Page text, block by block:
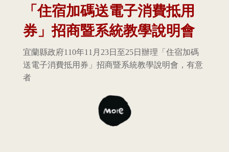
「住宿加碼送電子消費抵用
券」招商暨系統教學說明會
宜蘭縣政府110年11月23日至25日辦理「住宿加碼
送電子消費抵用券」招商暨系統教學說明會，有意
者